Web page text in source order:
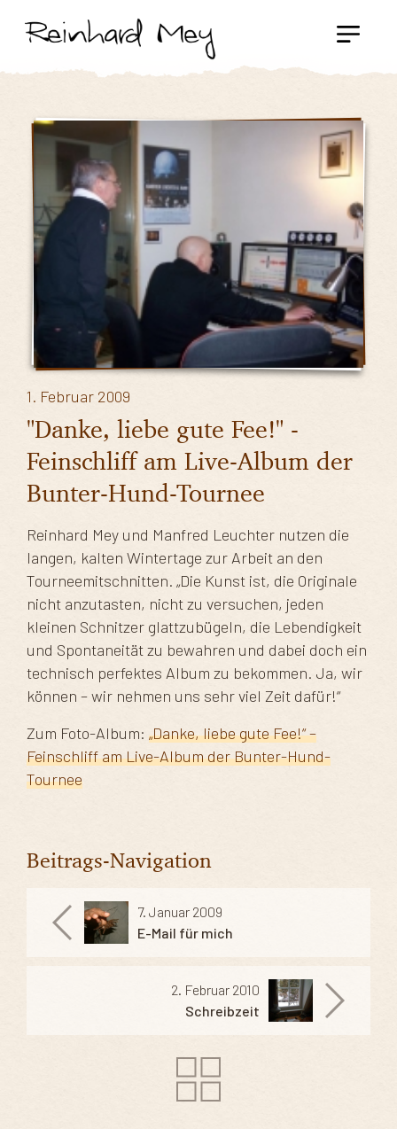
1. Februar 2009
"Danke, liebe gute Fee!" -
Feinschliff am Live-Album der
Bunter-Hund-Tournee
Reinhard Mey und Manfred Leuchter nutzen die
langen, kalten Wintertage zur Arbeit an den
Tourneemitschnitten. „Die Kunst ist, die Originale
nicht anzutasten, nicht zu versuchen, jeden
kleinen Schnitzer glattzubügeln, die Lebendigkeit
und Spontaneität zu bewahren und dabei doch ein
technisch perfektes Album zu bekommen. Ja, wir
können – wir nehmen uns sehr viel Zeit dafür!“
Zum Foto-Album: „Danke, liebe gute Fee!“ –
Feinschliff am Live-Album der Bunter-Hund-
Tournee
Beitrags-Navigation
7. Januar 2009
E-Mail für mich
2. Februar 2010
Schreibzeit